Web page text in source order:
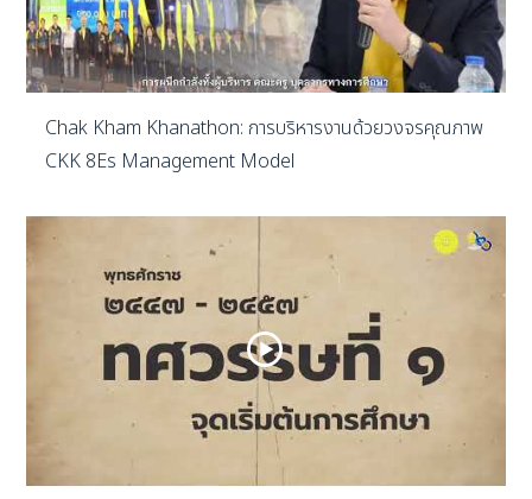
Chak Kham Khanathon: การบริหารงานด้วยวงจรคุณภาพ
CKK 8Es Management Model